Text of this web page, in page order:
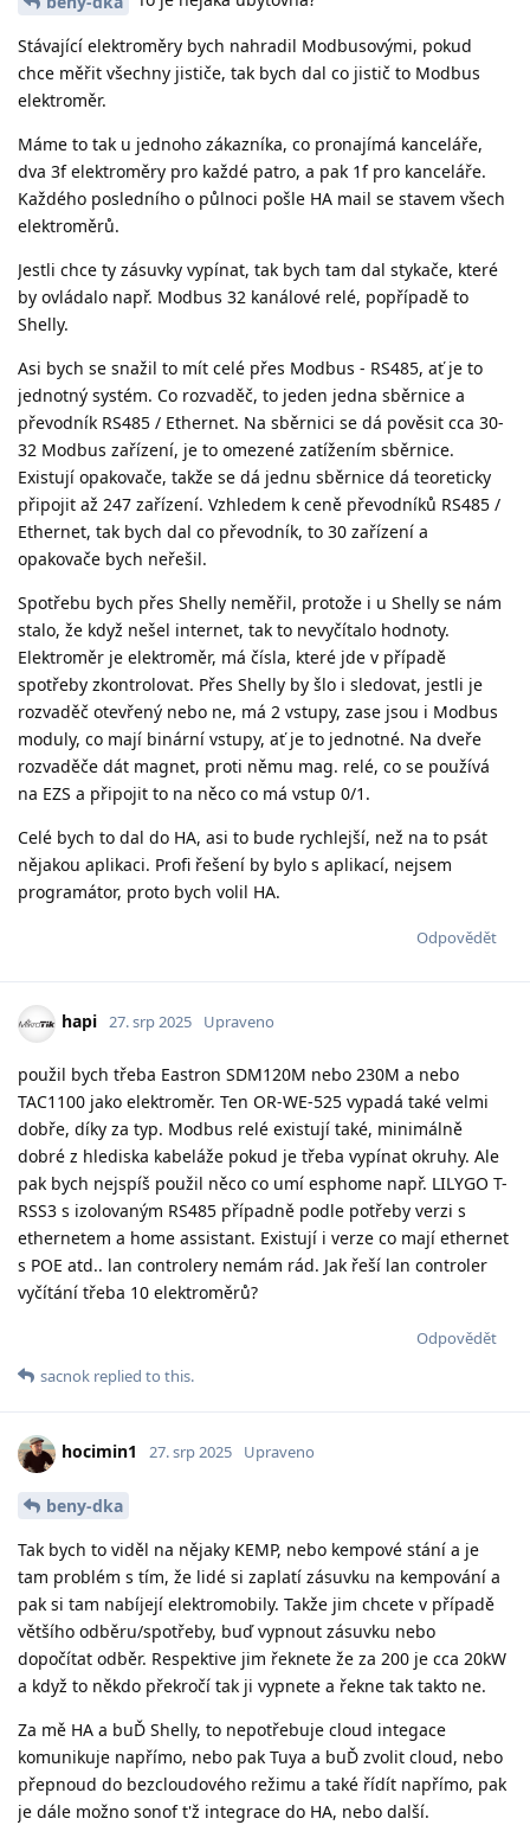
Stávající elektroměry bych nahradil Modbusovými, pokud
chce měřit všechny jističe, tak bych dal co jistič to Modbus
elektroměr.
Máme to tak u jednoho zákazníka, co pronajímá kanceláře,
dva 3f elektroměry pro každé patro, a pak 1f pro kanceláře.
Každého posledního o půlnoci pošle HA mail se stavem všech
elektroměrů.
Jestli chce ty zásuvky vypínat, tak bych tam dal stykače, které
by ovládalo např. Modbus 32 kanálové relé, popřípadě to
Shelly.
Asi bych se snažil to mít celé přes Modbus - RS485, ať je to
jednotný systém. Co rozvaděč, to jeden jedna sběrnice a
převodník RS485 / Ethernet. Na sběrnici se dá pověsit cca 30-
32 Modbus zařízení, je to omezené zatížením sběrnice.
Existují opakovače, takže se dá jednu sběrnice dá teoreticky
připojit až 247 zařízení. Vzhledem k ceně převodníků RS485 /
Ethernet, tak bych dal co převodník, to 30 zařízení a
opakovače bych neřešil.
Spotřebu bych přes Shelly neměřil, protože i u Shelly se nám
stalo, že když nešel internet, tak to nevyčítalo hodnoty.
Elektroměr je elektroměr, má čísla, které jde v případě
spotřeby zkontrolovat. Přes Shelly by šlo i sledovat, jestli je
rozvaděč otevřený nebo ne, má 2 vstupy, zase jsou i Modbus
moduly, co mají binární vstupy, ať je to jednotné. Na dveře
rozvaděče dát magnet, proti němu mag. relé, co se používá
na EZS a připojit to na něco co má vstup 0/1.
Celé bych to dal do HA, asi to bude rychlejší, než na to psát
nějakou aplikaci. Profi řešení by bylo s aplikací, nejsem
programátor, proto bych volil HA.
Odpovědět
hapi 27. srp 2025 Upraveno
použil bych třeba Eastron SDM120M nebo 230M a nebo
TAC1100 jako elektroměr. Ten OR-WE-525 vypadá také velmi
dobře, díky za typ. Modbus relé existují také, minimálně
dobré z hlediska kabeláže pokud je třeba vypínat okruhy. Ale
pak bych nejspíš použil něco co umí esphome např. LILYGO T-
RSS3 s izolovaným RS485 případně podle potřeby verzi s
ethernetem a home assistant. Existují i verze co mají ethernet
s POE atd.. lan controlery nemám rád. Jak řeší lan controler
vyčítání třeba 10 elektroměrů?
Odpovědět
sacnok replied to this.
hocimin1 27. srp 2025 Upraveno
beny-dka
Tak bych to viděl na nějaky KEMP, nebo kempové stání a je
tam problém s tím, že lidé si zaplatí zásuvku na kempování a
pak si tam nabíjejí elektromobily. Takže jim chcete v případě
většího odběru/spotřeby, buď vypnout zásuvku nebo
dopočítat odběr. Respektive jim řeknete že za 200 je cca 20kW
a když to někdo překročí tak ji vypnete a řekne tak takto ne.
Za mě HA a buĎ Shelly, to nepotřebuje cloud integace
komunikuje napřímo, nebo pak Tuya a buĎ zvolit cloud, nebo
přepnoud do bezcloudového režimu a také řídít napřímo, pak
je dále možno sonof t'ž integrace do HA, nebo další.